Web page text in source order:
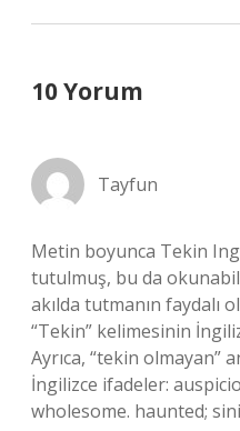
10 Yorum
Tayfun
Metin boyunca Tekin
tutulmuş, bu da
akılda tutmanın faydalı
“Tekin” kelimesinin
Ayrıca, “tekin olmayan”
İngilizce ifadeler:
wholesome. haunted;